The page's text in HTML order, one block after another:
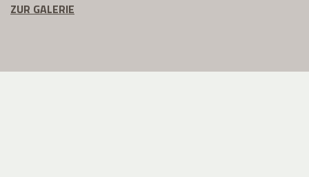
ZUR GALERIE